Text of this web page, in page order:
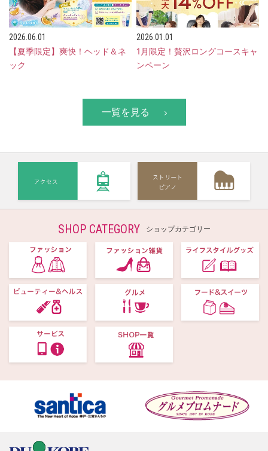
2026.06.01
【夏季限定】爽快！ヘッド＆ネ
ック
2026.01.01
1月限定！贅沢ロングコースキャ
ンペーン
一覧を見る
SHOP CATEGORY ショップカテゴリー